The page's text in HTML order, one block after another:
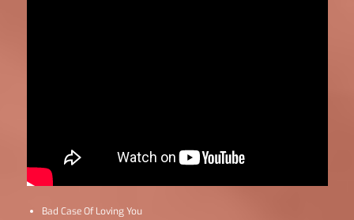
Bad Case Of Loving You